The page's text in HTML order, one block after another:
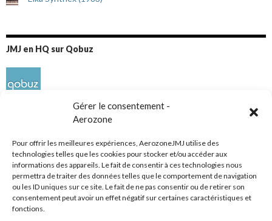
Gérer le consentement -
Aerozone
Pour offrir les meilleures expériences, AerozoneJMJ utilise des
technologies telles que les cookies pour stocker et/ou accéder aux
informations des appareils. Le fait de consentir à ces technologies nous
permettra de traiter des données telles que le comportement de navigation
ou les ID uniques sur ce site. Le fait de ne pas consentir ou de retirer son
consentement peut avoir un effet négatif sur certaines caractéristiques et
fonctions.
JMJ en HQ sur Qobuz
Réseaux sociaux